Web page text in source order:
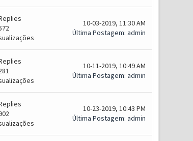
10-03-2019, 11:30 AM
Última Postagem: admin
10-11-2019, 10:49 AM
Última Postagem: admin
10-23-2019, 10:43 PM
Última Postagem: admin